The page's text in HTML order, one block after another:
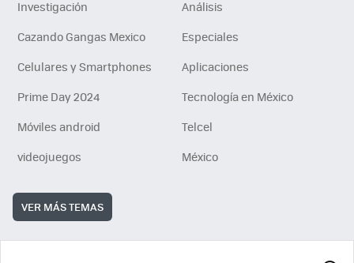
Investigación
Análisis
Cazando Gangas Mexico
Especiales
Celulares y Smartphones
Aplicaciones
Prime Day 2024
Tecnología en México
Móviles android
Telcel
videojuegos
México
VER MÁS TEMAS